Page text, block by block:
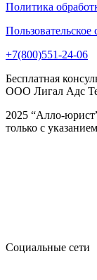
Политика
Пользовательское
+7(800)551-24-06
Бесплатная
ООО Лигал Адс
2025 “Алло-
только с
Социальные сети